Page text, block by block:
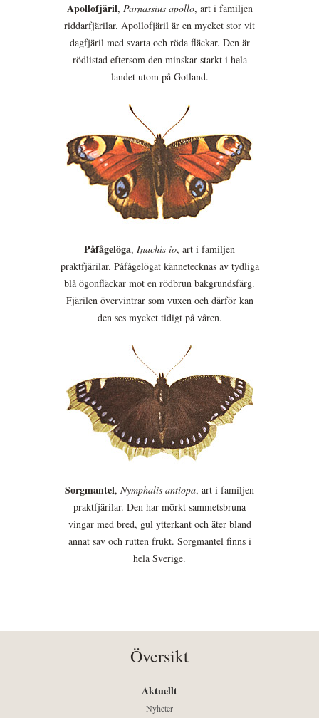
Apollofjäril, Parnassius apollo, art i familjen
riddarfjärilar. Apollofjäril är en mycket stor vit
dagfjäril med svarta och röda fläckar. Den är
rödlistad eftersom den minskar starkt i hela
landet utom på Gotland.
Påfågelöga, Inachis io, art i familjen
praktfjärilar. Påfågelögat kännetecknas av tydliga
blå ögonfläckar mot en rödbrun bakgrundsfärg.
Fjärilen övervintrar som vuxen och därför kan
den ses mycket tidigt på våren.
Sorgmantel, Nymphalis antiopa, art i familjen
praktfjärilar. Den har mörkt sammetsbruna
vingar med bred, gul ytterkant och äter bland
annat sav och rutten frukt. Sorgmantel finns i
hela Sverige.
Översikt
Aktuellt
Nyheter